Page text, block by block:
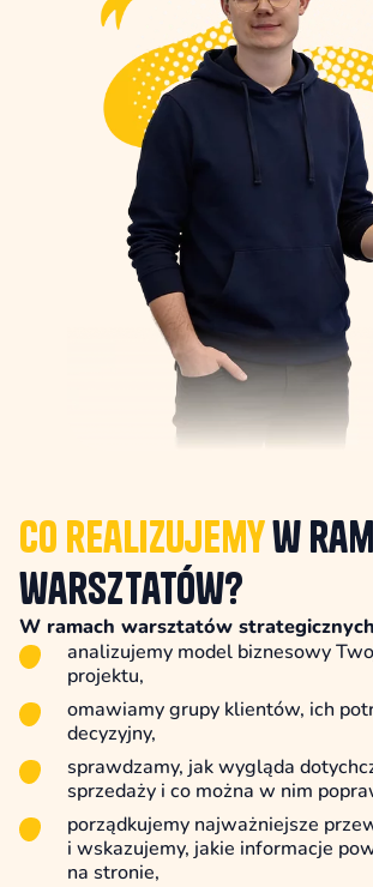
Co realizujemyw
warsztatów?
W ramach warsztatów
analizujemy model biznesowy
projektu,
omawiamy grupy klientów, ich
decyzyjny,
sprawdzamy, jak wygląda
sprzedaży i co można w nim
porządkujemy najważniejsze
i wskazujemy, jakie informacje
na stronie,